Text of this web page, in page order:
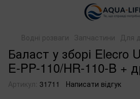
Водні розваги Запчастини Для
Баласт у зборі Elecro
E-PP-110/HR-110-B +
Артикул: 31711 Написати відгук